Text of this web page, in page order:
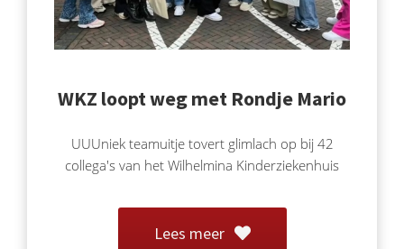
WKZ loopt weg met Rondje Mario
UUUniek teamuitje tovert glimlach op bij 42
collega's van het Wilhelmina Kinderziekenhuis
Lees meer